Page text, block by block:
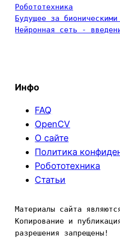
Робототехника
Будущее за бионическими
Нейронная сеть -
Инфо
FAQ
OpenCV
О сайте
Политика
Робототехника
Статьи
Материалы сайта
Копирование и
разрешения запрещены!